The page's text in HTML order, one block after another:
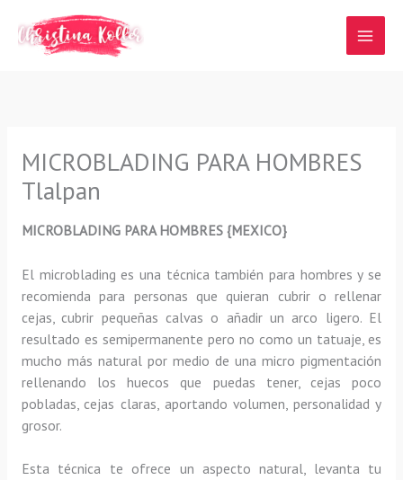
contenido
MICROBLADING PARA HOMBRES
Tlalpan
MICROBLADING PARA HOMBRES {MEXICO}
El microblading es una técnica también para hombres y se
recomienda para personas que quieran cubrir o rellenar
cejas, cubrir pequeñas calvas o añadir un arco ligero.El
resultado es semipermanente pero no como un tatuaje, es
mucho más natural por medio de una micro pigmentación
rellenando los huecos que puedas tener, cejas poco
pobladas, cejas claras, aportando volumen, personalidad y
grosor.
Esta técnica te ofrece un aspecto natural, levanta tu